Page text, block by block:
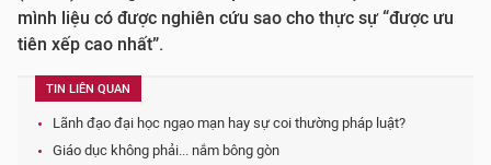
mình liệu có được nghiên cứu sao cho thực sự “được ưu
tiên xếp cao nhất”.
TIN LIÊN QUAN
Lãnh đạo đại học ngạo mạn hay sự coi thường pháp luật?
Giáo dục không phải... nắm bông gòn